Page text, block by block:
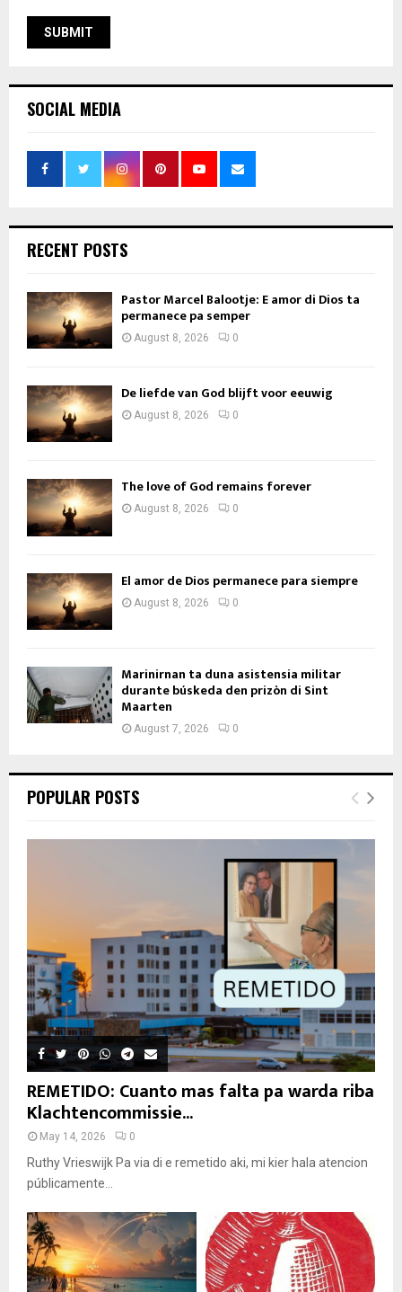
SOCIAL MEDIA
RECENT POSTS
Pastor Marcel Balootje: E amor di Dios ta
permanece pa semper
August 8, 2026 0
De liefde van God blijft voor eeuwig
August 8, 2026 0
The love of God remains forever
August 8, 2026 0
El amor de Dios permanece para siempre
August 8, 2026 0
Marinirnan ta duna asistensia militar
durante búskeda den prizòn di Sint
Maarten
August 7, 2026 0
POPULAR POSTS
REMETIDO: Cuanto mas falta pa warda riba
Klachtencommissie...
May 14, 2026 0
Ruthy Vrieswijk Pa via di e remetido aki, mi kier hala atencion
públicamente...